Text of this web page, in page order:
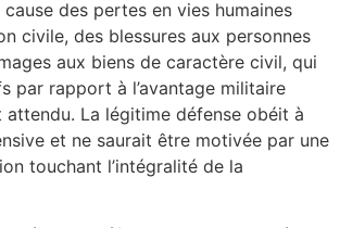
cause des pertes en vies humaines
civile, des blessures aux personnes
aux biens de caractère civil, qui
par rapport à l’avantage militaire
La légitime défense obéit à
et ne saurait être motivée par une
touchant l’intégralité de la